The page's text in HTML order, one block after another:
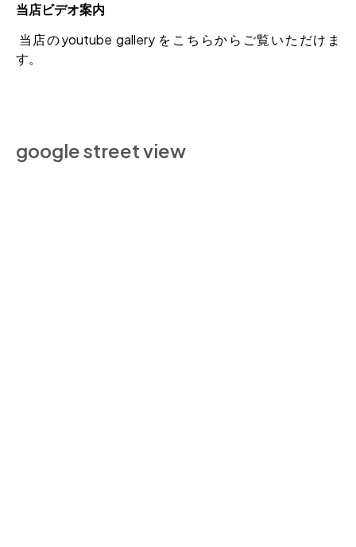
当店ビデオ案内
当店のyoutube gallery をこちらからご覧いただけま
す。
google street view